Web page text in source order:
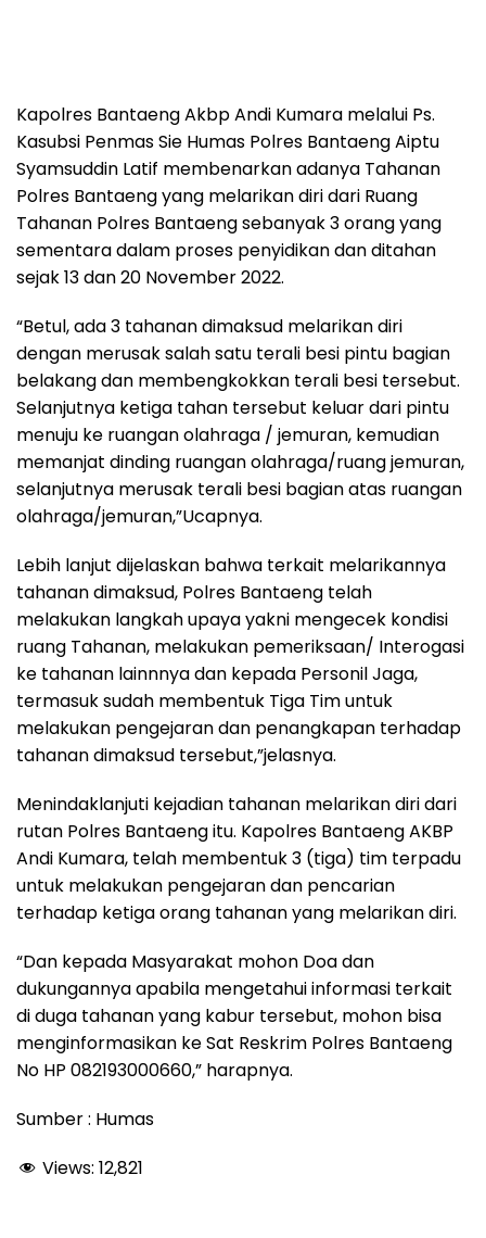
Kapolres Bantaeng Akbp Andi Kumara melalui Ps.
Kasubsi Penmas Sie Humas Polres Bantaeng Aiptu
Syamsuddin Latif membenarkan adanya Tahanan
Polres Bantaeng yang melarikan diri dari Ruang
Tahanan Polres Bantaeng sebanyak 3 orang yang
sementara dalam proses penyidikan dan ditahan
sejak 13 dan 20 November 2022.
“Betul, ada 3 tahanan dimaksud melarikan diri
dengan merusak salah satu terali besi pintu bagian
belakang dan membengkokkan terali besi tersebut.
Selanjutnya ketiga tahan tersebut keluar dari pintu
menuju ke ruangan olahraga / jemuran, kemudian
memanjat dinding ruangan olahraga/ruang jemuran,
selanjutnya merusak terali besi bagian atas ruangan
olahraga/jemuran,”Ucapnya.
Lebih lanjut dijelaskan bahwa terkait melarikannya
tahanan dimaksud, Polres Bantaeng telah
melakukan langkah upaya yakni mengecek kondisi
ruang Tahanan, melakukan pemeriksaan/ Interogasi
ke tahanan lainnnya dan kepada Personil Jaga,
termasuk sudah membentuk Tiga Tim untuk
melakukan pengejaran dan penangkapan terhadap
tahanan dimaksud tersebut,”jelasnya.
Menindaklanjuti kejadian tahanan melarikan diri dari
rutan Polres Bantaeng itu. Kapolres Bantaeng AKBP
Andi Kumara, telah membentuk 3 (tiga) tim terpadu
untuk melakukan pengejaran dan pencarian
terhadap ketiga orang tahanan yang melarikan diri.
“Dan kepada Masyarakat mohon Doa dan
dukungannya apabila mengetahui informasi terkait
di duga tahanan yang kabur tersebut, mohon bisa
menginformasikan ke Sat Reskrim Polres Bantaeng
No HP 082193000660,” harapnya.
Sumber : Humas
Views: 12,821